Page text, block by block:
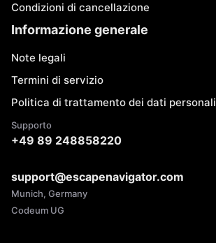
Condizioni di cancellazione
Informazione generale
Note legali
Termini di servizio
Politica di trattamento dei dati personali
Supporto
+49 89 248858220
support@escapenavigator.com
Munich, Germany
Codeum UG